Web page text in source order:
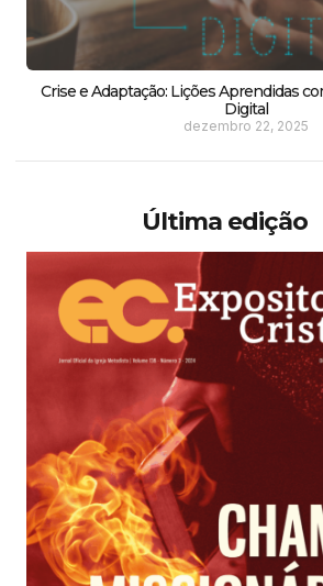
Crise e Adaptação: Lições Aprendidas
Digital
dezembro 22, 2025
Última edição